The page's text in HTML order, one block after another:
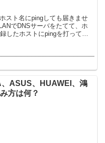
スト名にpingしても届きませ
でDNSサーバをたてて、ホ
、ASUS、HUAWEI、鴻
方は何？